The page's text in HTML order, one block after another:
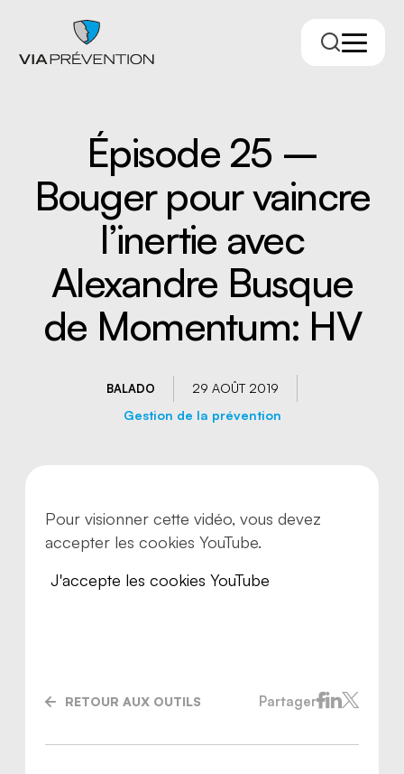
Trouver votre conseiller.ère
Épisode 25 –
Bouger pour vaincre
l’inertie avec
Alexandre Busque
de Momentum: HV
BALADO
29 AOÛT 2019
Gestion de la prévention
Pour visionner cette vidéo, vous devez
accepter les cookies YouTube.
J'accepte les cookies YouTube
RETOUR AUX OUTILS Partager